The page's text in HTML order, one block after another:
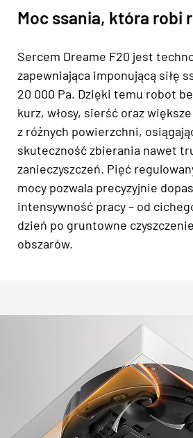
Moc ssania, która robi
Sercem Dreame F20 jest
zapewniająca imponującą siłę
20 000 Pa. Dzięki temu robot
kurz, włosy, sierść oraz
z różnych powierzchni,
skuteczność zbierania nawet
zanieczyszczeń. Pięć
mocy pozwala precyzyjnie
intensywność pracy – od
dzień po gruntowne
obszarów.